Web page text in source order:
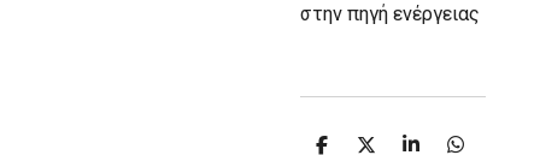
στην πηγή ενέργειας